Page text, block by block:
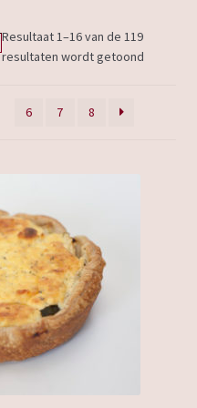
Resultaat 1–16 van de 119
resultaten wordt getoond
6 7 8